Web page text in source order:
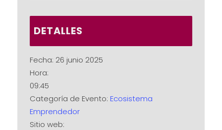
DETALLES
Fecha: 26 junio 2025
Hora:
09:45
Categoría de Evento: Ecosistema
Emprendedor
Sitio web: